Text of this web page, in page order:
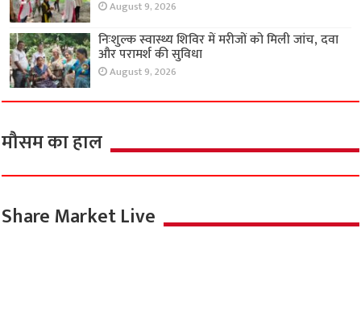
August 9, 2026
निःशुल्क स्वास्थ्य शिविर में मरीजों को मिली जांच, दवा
और परामर्श की सुविधा
August 9, 2026
मौसम का हाल
Share Market Live